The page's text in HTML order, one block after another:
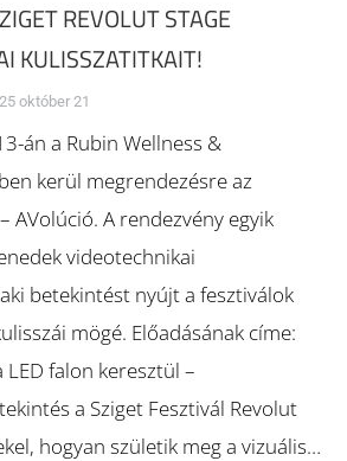
REVOLUT STAGE
KULISSZATITKAIT!
október 21
án a Rubin Wellness &
kerül megrendezésre az
AVolúció. A rendezvény egyik
videotechnikai
betekintést nyújt a fesztiválok
mögé. Előadásának címe:
LED falon keresztül –
a Sziget Fesztivál Revolut
hogyan születik meg a vizuális…